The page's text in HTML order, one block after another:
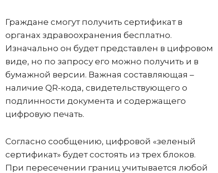
Граждане смогут получить сертификат в
органах здравоохранения бесплатно.
Изначально он будет представлен в цифровом
виде, но по запросу его можно получить и в
бумажной версии. Важная составляющая –
наличие QR-кода, свидетельствующего о
подлинности документа и содержащего
цифровую печать.
Согласно сообщению, цифровой «зеленый
сертификат» будет состоять из трех блоков.
При пересечении границ учитывается любой